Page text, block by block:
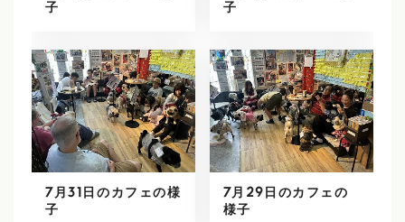
子
子
7月31日のカフェの様
子
7月29日のカフェの
様子